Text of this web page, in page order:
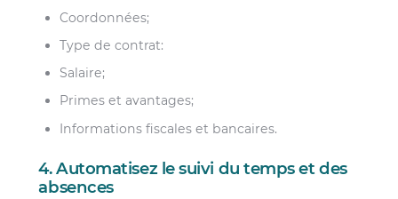
Coordonnées;
Type de contrat:
Salaire;
Primes et avantages;
Informations fiscales et bancaires.
4. Automatisez le suivi du temps et des
absences